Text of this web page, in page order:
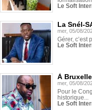
Le Soft
La Snél-
mer, 05/08/
Gérer, c’est
Le Soft
À
mer, 05/08/
Pour le
historique...
Le Soft